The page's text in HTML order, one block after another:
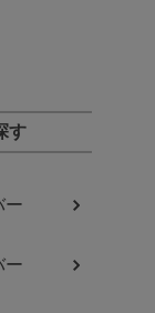
す
ー
ー